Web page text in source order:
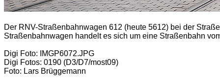
Der RNV-Straßenbahnwagen 612 (heute 5612) bei der
Straßenbahnwagen handelt es sich um eine Straßenbahn
Digi Foto: IMGP6072.JPG
Digi Fotos: 0190 (D3/D7/most09)
Foto: Lars Brüggemann